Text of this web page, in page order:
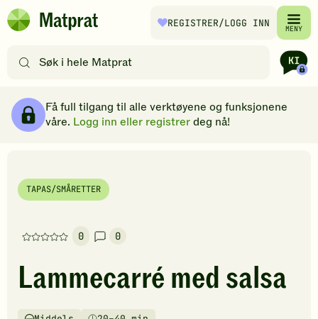
Hopp til hovedinnhold
Matprat
REGISTRER/LOGG INN MENY
etter
filtre
Få full tilgang til alle verktøyene og funksjonene
våre. Logg inn eller registrerdeg nå!
TAPAS/SMÅRETTER
0
Denne
har
foreløpig
0
Lammecarré med salsa